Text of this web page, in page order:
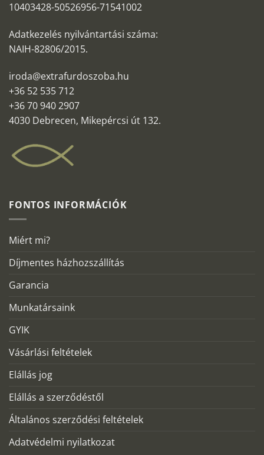
10403428-50526956-71541002
Adatkezelés nyilvántartási száma:
NAIH-82806/2015.
iroda@extrafurdoszoba.hu
+36 52 535 712
+36 70 940 2907
4030 Debrecen, Mikepércsi út 132.
FONTOS INFORMÁCIÓK
Miért mi?
Díjmentes házhozszállítás
Garancia
Munkatársaink
GYIK
Vásárlási feltételek
Elállás jog
Elállás a szerződéstől
Általános szerződési feltételek
Adatvédelmi nyilatkozat